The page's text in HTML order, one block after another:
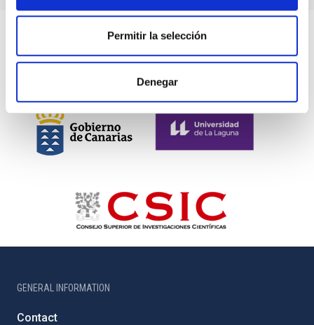
Permitir la selección
Denegar
GENERAL INFORMATION
Contact